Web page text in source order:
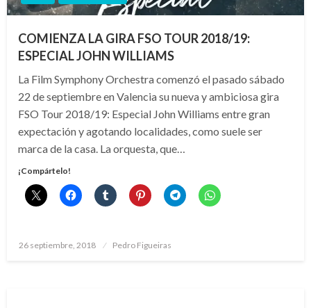
COMIENZA LA GIRA FSO TOUR 2018/19:
ESPECIAL JOHN WILLIAMS
La Film Symphony Orchestra comenzó el pasado sábado
22 de septiembre en Valencia su nueva y ambiciosa gira
FSO Tour 2018/19: Especial John Williams entre gran
expectación y agotando localidades, como suele ser
marca de la casa. La orquesta, que…
¡Compártelo!
Publicado
26 septiembre, 2018 Pedro Figueiras